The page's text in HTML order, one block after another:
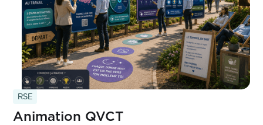
RSE
Animation QVCT